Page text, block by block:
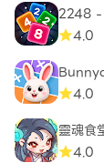
2248
4.0
4.0
靈魂食
4.0